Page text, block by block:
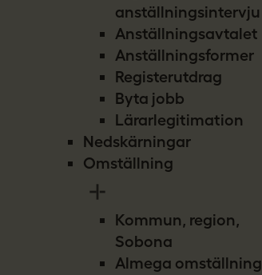
anställningsintervju
Anställningsavtalet
Anställningsformer
Registerutdrag
Byta jobb
Lärarlegitimation
Nedskärningar
Omställning
Kommun, region,
Sobona
Almega omställning